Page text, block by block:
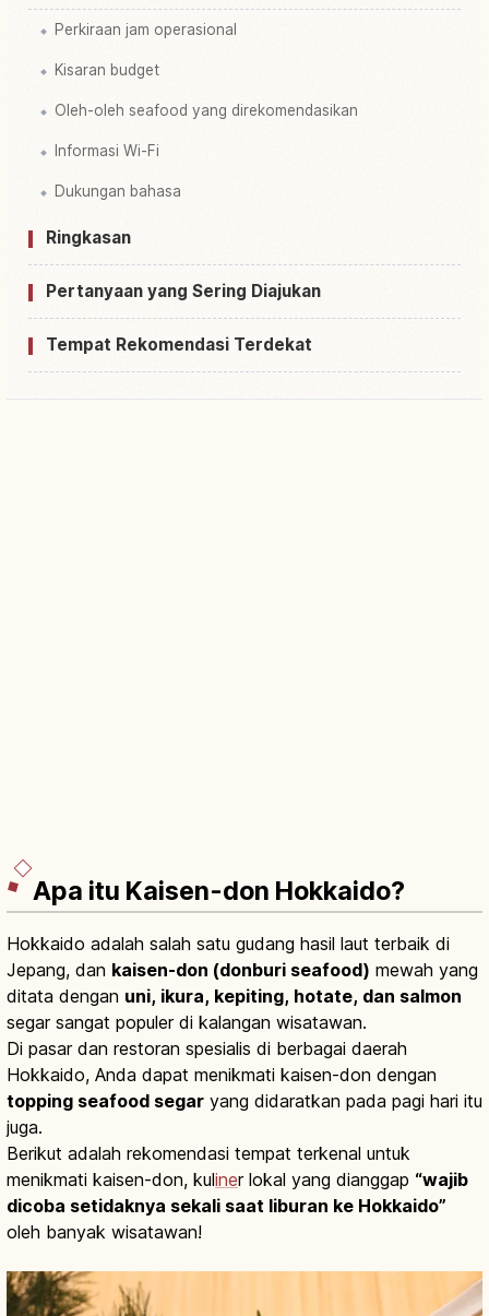
Perkiraan jam operasional
Kisaran budget
Oleh-oleh seafood yang direkomendasikan
Informasi Wi-Fi
Dukungan bahasa
Ringkasan
Pertanyaan yang Sering Diajukan
Tempat Rekomendasi Terdekat
Apa itu Kaisen-don Hokkaido?
Hokkaido adalah salah satu gudang hasil laut terbaik di
Jepang, dan kaisen-don (donburi seafood) mewah yang
ditata dengan uni, ikura, kepiting, hotate, dan salmon
segar sangat populer di kalangan wisatawan.
Di pasar dan restoran spesialis di berbagai daerah
Hokkaido, Anda dapat menikmati kaisen-don dengan
topping seafood segar yang didaratkan pada pagi hari itu
juga.
Berikut adalah rekomendasi tempat terkenal untuk
menikmati kaisen-don, kuliner lokal yang dianggap “wajib
dicoba setidaknya sekali saat liburan ke Hokkaido”
oleh banyak wisatawan!